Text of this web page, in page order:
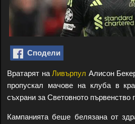
Сподели
Вратарят на Ливърпул Алисон
пропускал мачове на клуба в
съхрани за Световното първенство
Кампанията беше белязана от